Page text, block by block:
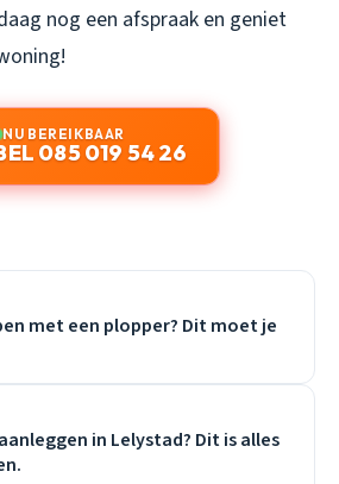
nog een afspraak en geniet
NU BEREIKBAAR
085 019 54 26
met een plopper? Dit moet je
in Lelystad? Dit is alles